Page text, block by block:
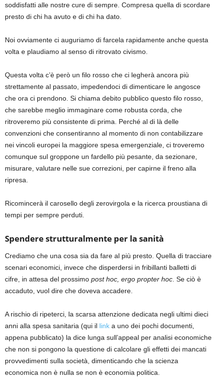
soddisfatti alle nostre cure di sempre. Compresa quella di scordare
presto di chi ha avuto e di chi ha dato.
Noi ovviamente ci auguriamo di farcela rapidamente anche questa
volta e plaudiamo al senso di ritrovato civismo.
Questa volta c’è però un filo rosso che ci legherà ancora più
strettamente al passato, impedendoci di dimenticare le angosce
che ora ci prendono. Si chiama debito pubblico questo filo rosso,
che sarebbe meglio immaginare come robusta corda, che
ritroveremo più consistente di prima. Perché al di là delle
convenzioni che consentiranno al momento di non contabilizzare
nei vincoli europei la maggiore spesa emergenziale, ci troveremo
comunque sul groppone un fardello più pesante, da sezionare,
misurare, valutare nelle sue correzioni, per capirne il freno alla
ripresa.
Ricomincerà il carosello degli zerovirgola e la ricerca proustiana di
tempi per sempre perduti.
Spendere strutturalmente per la sanità
Crediamo che una cosa sia da fare al più presto. Quella di tracciare
scenari economici, invece che disperdersi in fribillanti balletti di
cifre, in attesa del prossimo post hoc, ergo propter hoc. Se ciò è
accaduto, vuol dire che doveva accadere.
A rischio di ripeterci, la scarsa attenzione dedicata negli ultimi dieci
anni alla spesa sanitaria (qui il link a uno dei pochi documenti,
appena pubblicato) la dice lunga sull’appeal per analisi economiche
che non si pongono la questione di calcolare gli effetti dei mancati
provvedimenti sulla società, dimenticando che la scienza
economica non è nulla se non è economia politica.